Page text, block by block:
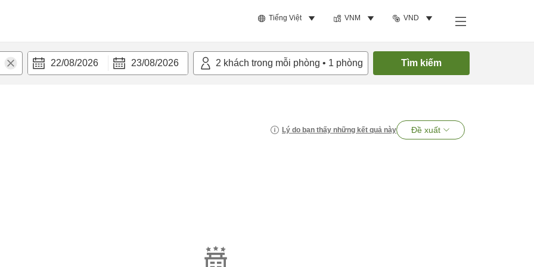
Tiếng Việt VNM VND
22/08/2026 23/08/2026 2 khách trong mỗi phòng • 1 phòng Tìm kiếm
Lý do bạn thấy những kết quả này Đề xuất